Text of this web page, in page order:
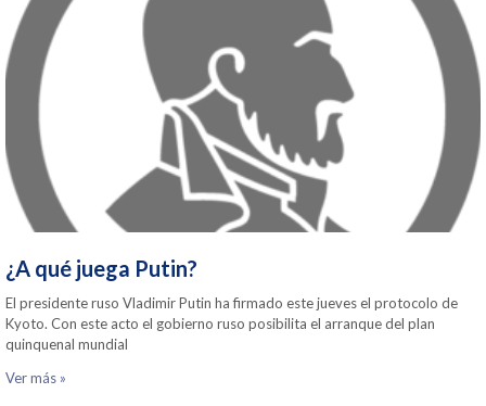
¿A qué juega Putin?
El presidente ruso Vladimir Putin ha firmado este jueves el protocolo de
Kyoto. Con este acto el gobierno ruso posibilita el arranque del plan
quinquenal mundial
Ver más »